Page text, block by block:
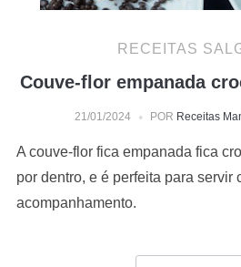
RECEITAS
Couve-flor empanada
21/01/2024 POR Receitas
A couve-flor fica empanada fica
por dentro, e é perfeita para servir
acompanhamento.